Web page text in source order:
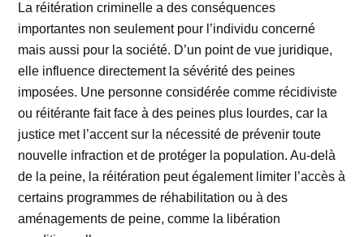
La réitération criminelle a des conséquences
importantes non seulement pour l’individu concerné
mais aussi pour la société. D’un point de vue juridique,
elle influence directement la sévérité des peines
imposées. Une personne considérée comme récidiviste
ou réitérante fait face à des peines plus lourdes, car la
justice met l’accent sur la nécessité de prévenir toute
nouvelle infraction et de protéger la population. Au-delà
de la peine, la réitération peut également limiter l’accès à
certains programmes de réhabilitation ou à des
aménagements de peine, comme la libération